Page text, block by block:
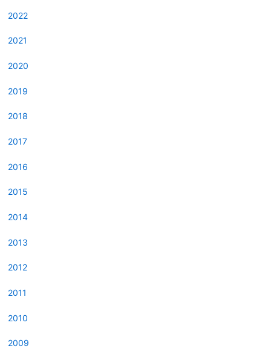
2022
2021
2020
2019
2018
2017
2016
2015
2014
2013
2012
2011
2010
2009